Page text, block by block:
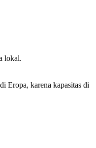
lokal.
Eropa, karena kapasitas di